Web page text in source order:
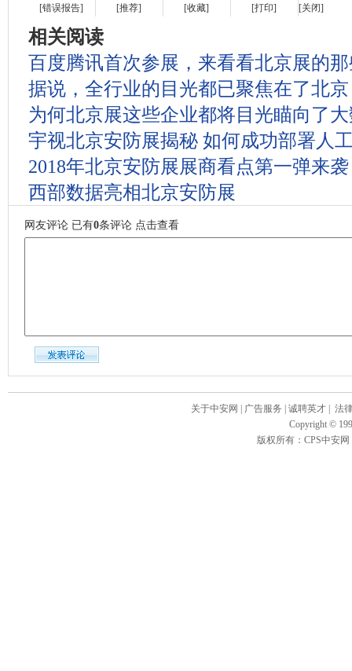
[错误报告] [推荐] [收藏] [打印] [关闭]
相关阅读
百度腾讯首次参展，来看看北京展的
据说，全行业的目光都已聚焦在了北京
为何北京展这些企业都将目光瞄向了
宇视北京安防展揭秘 如何成功部署人
2018年北京安防展展商看点第一弹来袭
西部数据亮相北京安防展
网友评论 已有0条评论 点击查看
关于中安网 | 广告服务 | 诚聘英才 | 法
Copyright©
版权所有：CPS中安